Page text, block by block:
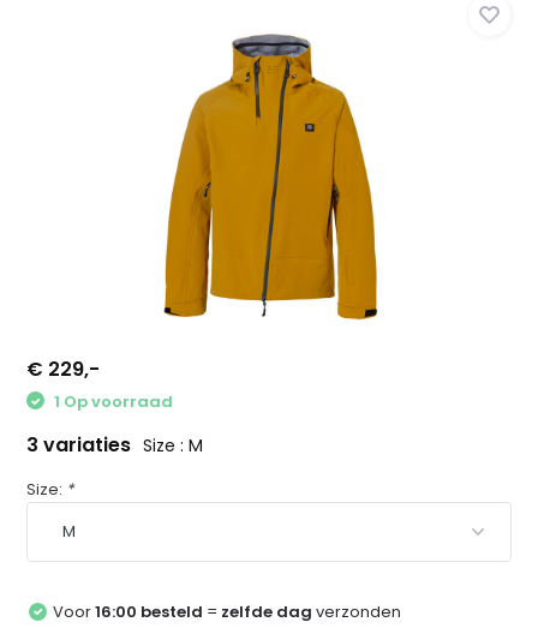
€ 229,-
1 Op voorraad
3 variaties Size : M
Size: *
Voor16:00 besteld = zelfde dag verzonden